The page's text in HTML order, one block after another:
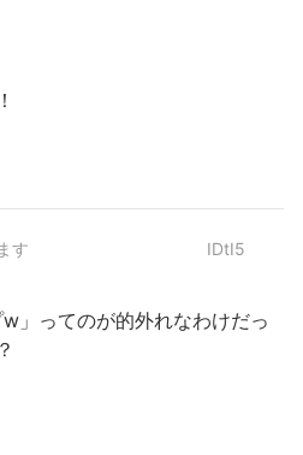
す IDtI5
」ってのが的外れなわけだっ